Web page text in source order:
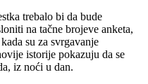
trebalo bi da bude
na tačne brojeve anketa,
su za svrgavanje
istorije pokazuju da se
iz noći u dan.